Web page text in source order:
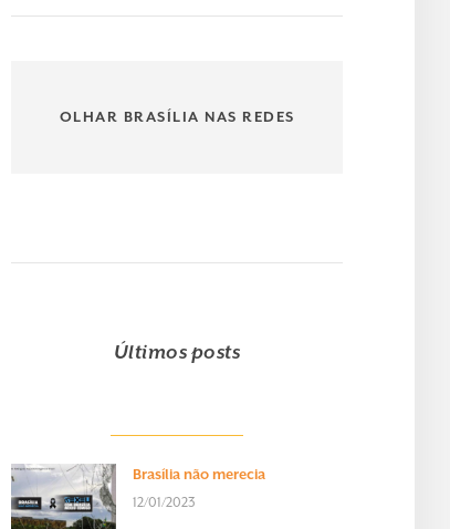
OLHAR BRASÍLIA NAS REDES
Últimos posts
Brasília não merecia
12/01/2023